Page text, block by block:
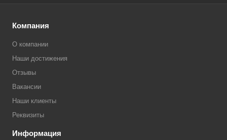
Компания
О компании
Наши достижения
Отзывы
Вакансии
Наши клиенты
Реквизиты
Информация